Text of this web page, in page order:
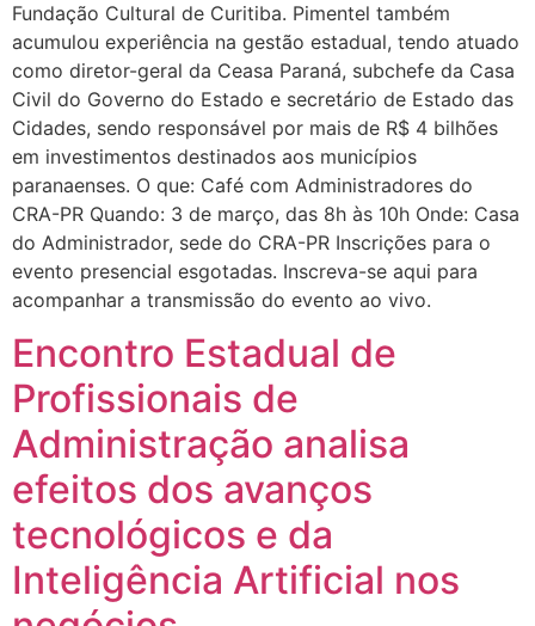
Fundação Cultural de Curitiba. Pimentel também
acumulou experiência na gestão estadual, tendo atuado
como diretor-geral da Ceasa Paraná, subchefe da Casa
Civil do Governo do Estado e secretário de Estado das
Cidades, sendo responsável por mais de R$ 4 bilhões
em investimentos destinados aos municípios
paranaenses. O que: Café com Administradores do
CRA-PR Quando: 3 de março, das 8h às 10h Onde: Casa
do Administrador, sede do CRA-PR Inscrições para o
evento presencial esgotadas. Inscreva-se aqui para
acompanhar a transmissão do evento ao vivo.
Encontro Estadual de
Profissionais de
Administração analisa
efeitos dos avanços
tecnológicos e da
Inteligência Artificial nos